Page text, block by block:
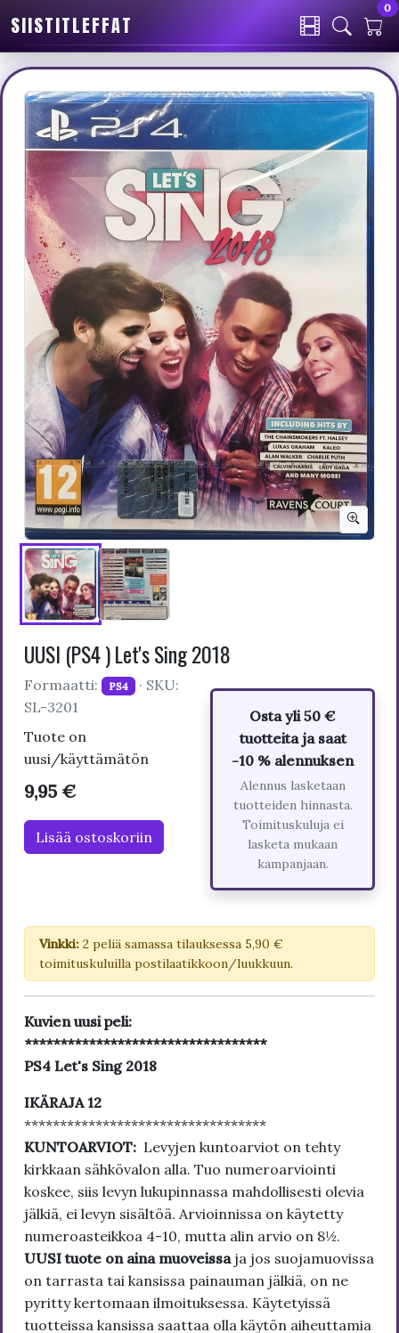
SIISTITLEFFAT
0
UUSI (PS4 ) Let's Sing 2018
Formaatti: PS4 · SKU:
SL-3201
Tuote on
uusi/käyttämätön
9,95 €
Lisää ostoskoriin
Osta yli 50 €
tuotteita ja saat
-10 % alennuksen
Alennus lasketaan
tuotteiden hinnasta.
Toimituskuluja ei
lasketa mukaan
kampanjaan.
Vinkki: 2 peliä samassa tilauksessa 5,90 €
toimituskuluilla postilaatikkoon/luukkuun.
Kuvien uusi peli:
**********************************
PS4 Let's Sing 2018
IKÄRAJA 12
**********************************
KUNTOARVIOT: Levyjen kuntoarviot on tehty
kirkkaan sähkövalon alla. Tuo numeroarviointi
koskee, siis levyn lukupinnassa mahdollisesti olevia
jälkiä, ei levyn sisältöä. Arvioinnissa on käytetty
numeroasteikkoa 4-10, mutta alin arvio on 8½.
UUSI tuote on aina muoveissa ja jos suojamuovissa
on tarrasta tai kansissa painauman jälkiä, on ne
pyritty kertomaan ilmoituksessa. Käytetyissä
tuotteissa kansissa saattaa olla käytön aiheuttamia